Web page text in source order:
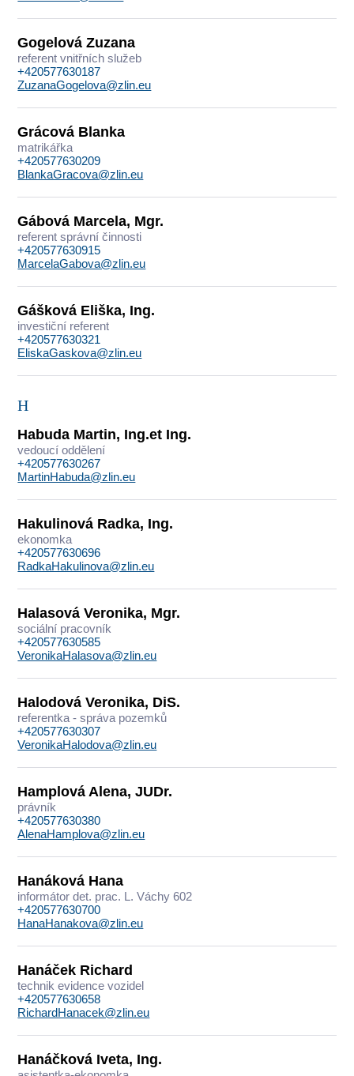
Gogelová Zuzana
referent vnitřních služeb
+420577630187
ZuzanaGogelova@zlin.eu
Grácová Blanka
matrikářka
+420577630209
BlankaGracova@zlin.eu
Gábová Marcela, Mgr.
referent správní činnosti
+420577630915
MarcelaGabova@zlin.eu
Gášková Eliška, Ing.
investiční referent
+420577630321
EliskaGaskova@zlin.eu
H
Habuda Martin, Ing.et Ing.
vedoucí oddělení
+420577630267
MartinHabuda@zlin.eu
Hakulinová Radka, Ing.
ekonomka
+420577630696
RadkaHakulinova@zlin.eu
Halasová Veronika, Mgr.
sociální pracovník
+420577630585
VeronikaHalasova@zlin.eu
Halodová Veronika, DiS.
referentka - správa pozemků
+420577630307
VeronikaHalodova@zlin.eu
Hamplová Alena, JUDr.
právník
+420577630380
AlenaHamplova@zlin.eu
Hanáková Hana
informátor det. prac. L. Váchy 602
+420577630700
HanaHanakova@zlin.eu
Hanáček Richard
technik evidence vozidel
+420577630658
RichardHanacek@zlin.eu
Hanáčková Iveta, Ing.